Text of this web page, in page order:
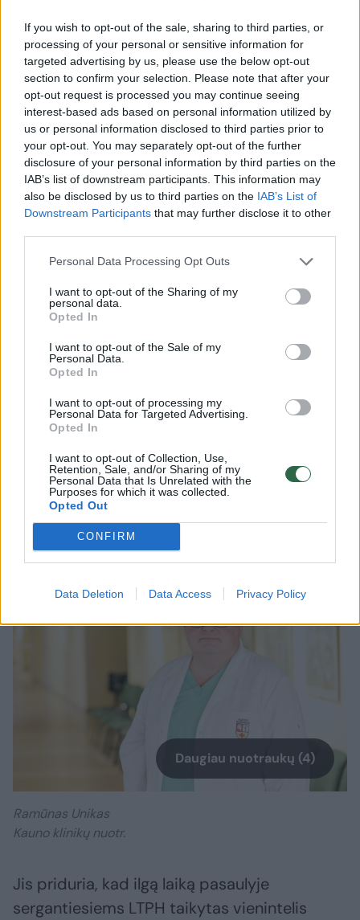
If you wish to opt-out of the sale, sharing to third parties, or
processing of your personal or sensitive information for
targeted advertising by us, please use the below opt-out
section to confirm your selection. Please note that after your
opt-out request is processed you may continue seeing
interest-based ads based on personal information utilized by
us or personal information disclosed to third parties prior to
your opt-out. You may separately opt-out of the further
disclosure of your personal information by third parties on the
IAB’s list of downstream participants. This information may
also be disclosed by us to third parties on the IAB’s List of
Downstream Participants that may further disclose it to other
Personal Data Processing Opt Outs
I want to opt-out of the Sharing of my
personal data.
Opted In
I want to opt-out of the Sale of my
Personal Data.
Opted In
I want to opt-out of processing my
Personal Data for Targeted Advertising.
Opted In
I want to opt-out of Collection, Use,
Retention, Sale, and/or Sharing of my
Personal Data that Is Unrelated with the
Purposes for which it was collected.
Opted Out
CONFIRM
Data Deletion Data Access Privacy Policy
angioplastikos procedūra, kurios metu
atstatytas plaučių arterijų praeinamumas.
Kauno klinikų Kardiologijos klinikos
Intervencinės kardiologijos skyriaus vadovas
prof. Ramūnas Unikas, kuris teigia, kad šios
procedūros metu plaučių arterijose esantys
trombai (krešuliai) praduriami ir suskaidomi
specialiais balionėliais. Tokiu būdu kraujas
plaučių arterijomis vėl pradeda tekėti, o
atkeliavę iš kojų ar kitų venų, tačiau kartais
dėl įvairių priežasčių net ir skiriant gydymą
kraują skystinančiais vaistais, šie trombai
neištirpsta. Krešuliai gali būti užkimšę
pavienes arba daugelį plaučių arterijų, o kuo
daugiau arterijų užsikemša, tuo ilgainiui
prasčiau jaučiasi pacientas“, – pastebi prof.
R. Unikas.
Daugiau nuotraukų (4)
Ramūnas Unikas
Kauno klinikų nuotr.
Jis priduria, kad ilgą laiką pasaulyje
sergantiesiems LTPH taikytas vienintelis